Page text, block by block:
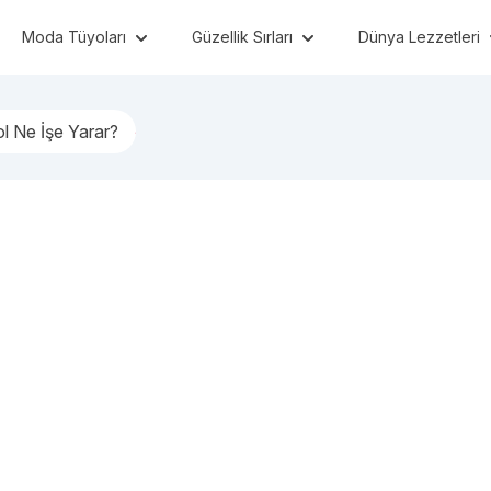
Moda Tüyoları Güzellik Sırları Dünya Lezzetleri
Ne İşe Yarar?